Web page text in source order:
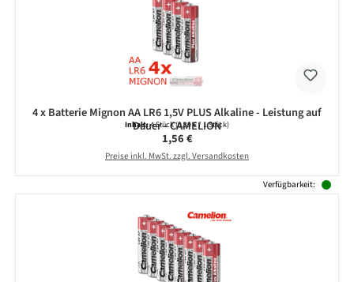
4 x Batterie Mignon AA LR6 1,5V PLUS Alkaline - Leistung auf
Dauer - CAMELION
Inhalt:4 Stück(0,39 € / 1 Stück)
Regulärer Preis:
1,56 €
Preise inkl. MwSt. zzgl. Versandkosten
Verfügbarkeit: